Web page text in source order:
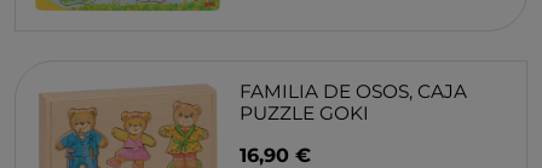
FAMILIA DE OSOS, CAJA
PUZZLE GOKI
16,90 €